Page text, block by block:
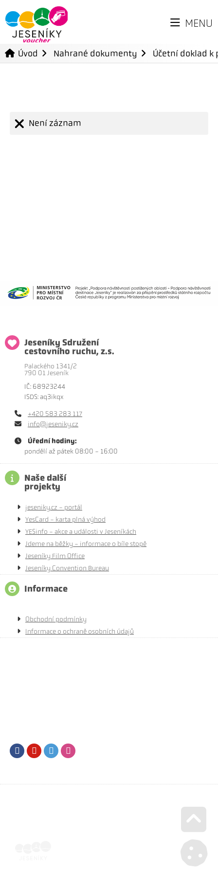
MENU
Úvod Nahrané dokumenty Účetní doklad
Není záznam
Jeseníky Sdružení
cestovního ruchu, z.s.
Palackého 1341/2
790 01 Jeseník
IČ: 68923244
ISDS: aq3ikqx
+420 583 283 117
info@jeseniky.cz
Úřední hodiny:
pondělí až pátek 08:00 - 16:00
Naše další
projekty
jeseniky.cz - portál
YesCard - karta plná výhod
YESinfo - akce a události v Jeseníkách
Jdeme na běžky - informace o bíle stopě
Jeseníky Film Office
Jeseníky Convention Bureau
Informace
Obchodní podmínky
Informace o ochraně osobních údajů
FacebookYoutubeTwitter
Go